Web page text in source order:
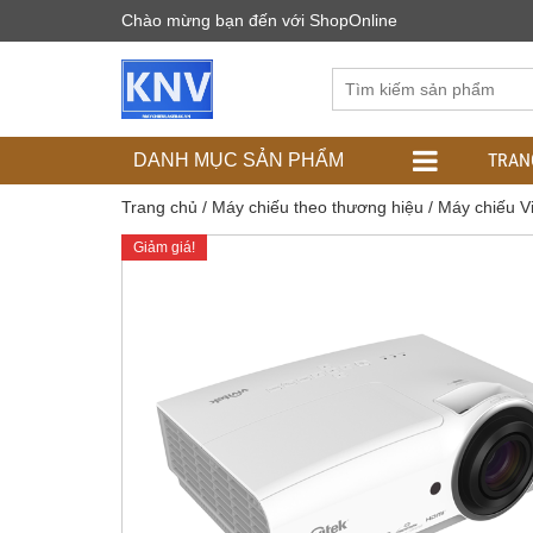
Chào mừng bạn đến với ShopOnline
DANH MỤC SẢN PHẨM
Trang chủ / Máy chiếu theo thương hiệu / Máy chiếu
Giảm giá!